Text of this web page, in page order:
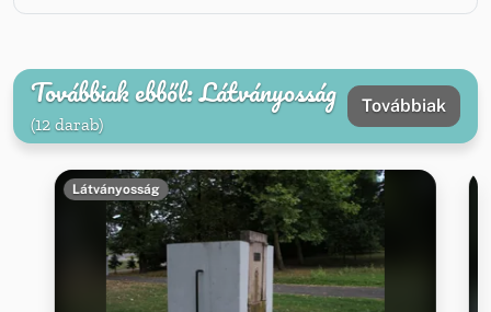
Továbbiak ebből: Látványosság
(12 darab)
Továbbiak
Látványosság